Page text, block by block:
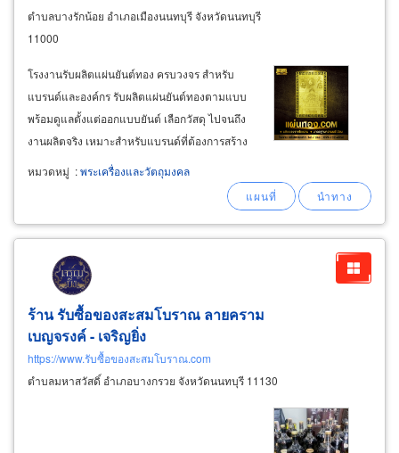
ตำบลบางรักน้อย อำเภอเมืองนนทบุรี จังหวัดนนทบุรี
11000
โรงงานรับผลิตแผ่นยันต์ทอง ครบวงจร สำหรับ
แบรนด์และองค์กร รับผลิตแผ่นยันต์ทองตามแบบ
พร้อมดูแลตั้งแต่ออกแบบยันต์ เลือกวัสดุ ไปจนถึง
งานผลิตจริง เหมาะสำหรับแบรนด์ที่ต้องการสร้าง
สินค้าเฉพาะตัวและเพิ่มมูลค่าให้สินค้า รับทำแผ่น
โทรศัพท์, แผ่นยันต์มงคล, แผ่นยันต์เรียกทรัพย์
หมวดหมู่ :พระเครื่องและวัตถุมงคล
ร้าน รับซื้อของสะสมโบราณ ลายคราม
เบญจรงค์ - เจริญยิ่ง
https://www.รับซื้อของสะสมโบราณ.com
ตำบลมหาสวัสดิ์ อำเภอบางกรวย จังหวัดนนทบุรี 11130